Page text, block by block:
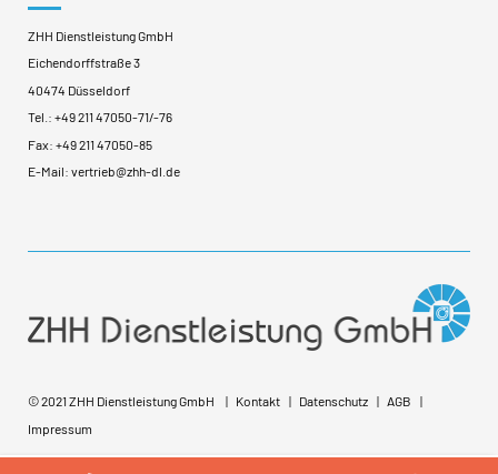
ZHH Dienstleistung GmbH
Eichendorffstraße 3
40474 Düsseldorf
Tel.: +49 211 47050-71/-76
Fax: +49 211 47050-85
E-Mail: vertrieb@zhh-dl.de
© 2021 ZHH Dienstleistung GmbH Kontakt Datenschutz
AGB
Impressum